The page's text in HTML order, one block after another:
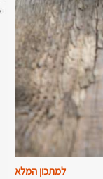
למתכון המלא